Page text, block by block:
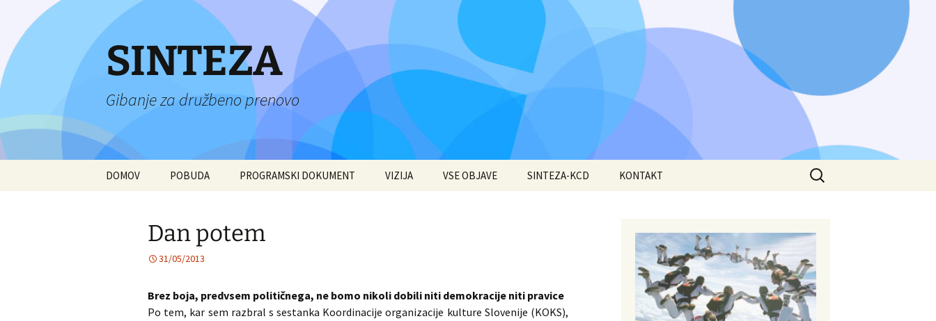
vsebino
SINTEZA
Gibanje za družbeno prenovo
DOMOV POBUDA PROGRAMSKI DOKUMENT VIZIJA VSE OBJAVE SINTEZA-KCD KONTAKT
Išči:
Dan potem
31/05/2013
Brez boja, predvsem političnega, ne bomo nikoli dobili niti demokracije niti pravice
Po tem, kar sem razbral s sestanka Koordinacije organizacije kulture Slovenije (KOKS),